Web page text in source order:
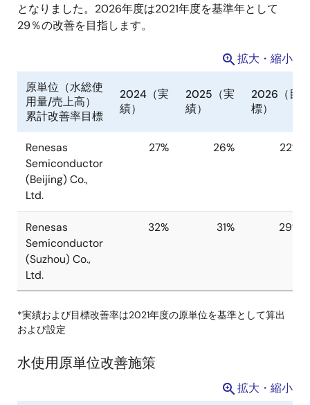
となりました。2026年度は2021年度を基準年として
29％の改善を目指します。
拡大・縮小
原単位（水総使
用量/売上高）
累計改善率目標
Renesas
Semiconductor
(Beijing) Co.,
27% 26% 22%
Renesas
Semiconductor
Ltd.
32% 31%
*実績および目標改善率は2021年度の原単位を基準として算出
および設定
水使用原単位改善施策
拡大・縮小